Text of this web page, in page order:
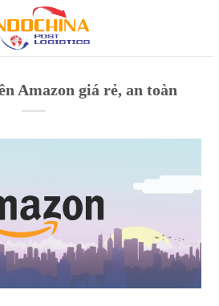
Amazon giá rẻ, an toàn